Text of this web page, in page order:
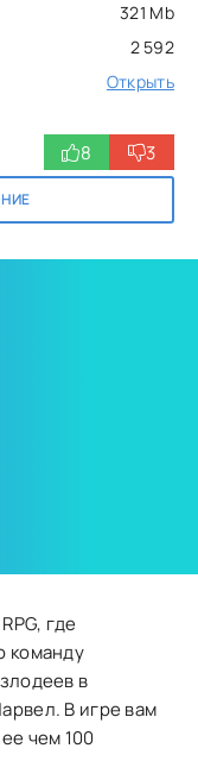
321 Mb
2 592
Открыть
8 3
где
команду
в
В игре вам
чем 100